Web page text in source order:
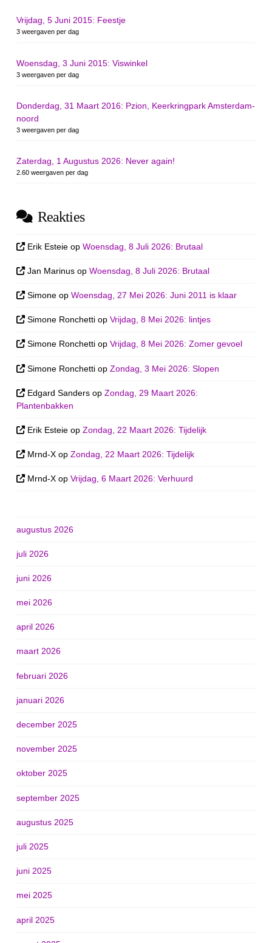
Vrijdag, 5 Juni 2015: Feestje
3 weergaven per dag
Woensdag, 3 Juni 2015: Viswinkel
3 weergaven per dag
Donderdag, 31 Maart 2016: Pzion, Keerkringpark Amsterdam-
noord
3 weergaven per dag
Zaterdag, 1 Augustus 2026: Never again!
2.60 weergaven per dag
Reakties
Erik Esteie opWoensdag, 8 Juli 2026: Brutaal
Jan Marinus opWoensdag, 8 Juli 2026: Brutaal
Simone opWoensdag, 27 Mei 2026: Juni 2011 is klaar
Simone Ronchetti opVrijdag, 8 Mei 2026: lintjes
Simone Ronchetti opVrijdag, 8 Mei 2026: Zomer gevoel
Simone Ronchetti opZondag, 3 Mei 2026: Slopen
Edgard Sanders opZondag, 29 Maart 2026:
Plantenbakken
Erik Esteie opZondag, 22 Maart 2026: Tijdelijk
Mrnd-X opZondag, 22 Maart 2026: Tijdelijk
Mrnd-X opVrijdag, 6 Maart 2026: Verhuurd
augustus 2026
juli 2026
juni 2026
mei 2026
april 2026
maart 2026
februari 2026
januari 2026
december 2025
november 2025
oktober 2025
september 2025
augustus 2025
juli 2025
juni 2025
mei 2025
april 2025